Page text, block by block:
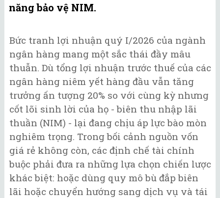
năng bảo vệ NIM.
Bức tranh lợi nhuận quý I/2026 của ngành
ngân hàng mang một sắc thái đầy mâu
thuẫn. Dù tổng lợi nhuận trước thuế của các
ngân hàng niêm yết hàng đầu vẫn tăng
trưởng ấn tượng 20% so với cùng kỳ nhưng
cốt lõi sinh lời của họ - biên thu nhập lãi
thuần (NIM) - lại đang chịu áp lực bào mòn
nghiêm trọng. Trong bối cảnh nguồn vốn
giá rẻ không còn, các định chế tài chính
buộc phải đưa ra những lựa chọn chiến lược
khác biệt: hoặc dùng quy mô bù đắp biên
lãi hoặc chuyển hướng sang dịch vụ và tái